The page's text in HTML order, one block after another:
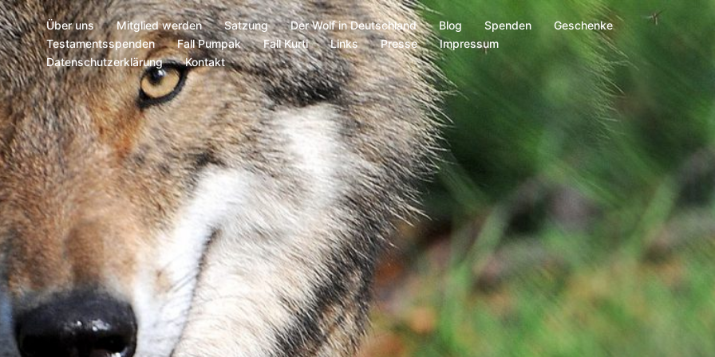
Über uns Mitglied werden Satzung Der Wolf in Deutschland Blog Spenden
Geschenke
Testamentsspenden
Fall Pumpak Fall Kurti Links Presse
Impressum
Datenschutzerklärung
Kontakt